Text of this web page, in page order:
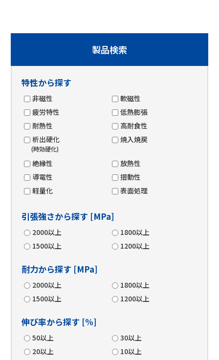
製品検索
特性から探す
非磁性
軟磁性
疲労特性
低熱膨張
耐熱性
高耐食性
析出硬化
(時効硬化)
焼入焼戻
絶縁性
放熱性
導電性
摺動性
軽量化
表面処理
引張強さから探す [MPa]
2000以上
1800以上
1500以上
1200以上
耐力から探す [MPa]
2000以上
1800以上
1500以上
1200以上
伸び率から探す [%]
50以上
30以上
20以上
10以上